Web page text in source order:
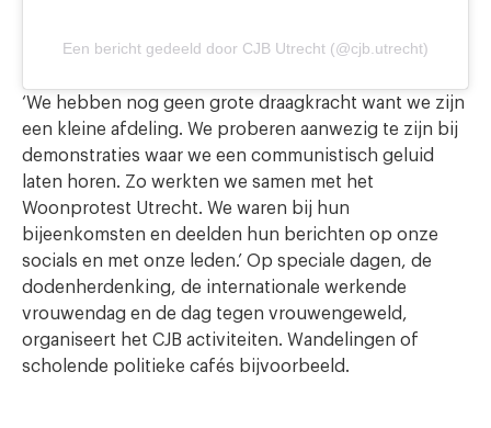
Een bericht gedeeld door CJB Utrecht (@cjb.utrecht)
‘We hebben nog geen grote draagkracht want we zijn
een kleine afdeling. We proberen aanwezig te zijn bij
demonstraties waar we een communistisch geluid
laten horen. Zo werkten we samen met het
Woonprotest Utrecht. We waren bij hun
bijeenkomsten en deelden hun berichten op onze
socials en met onze leden.’ Op speciale dagen, de
dodenherdenking, de internationale werkende
vrouwendag en de dag tegen vrouwengeweld,
organiseert het CJB activiteiten. Wandelingen of
scholende politieke cafés bijvoorbeeld.